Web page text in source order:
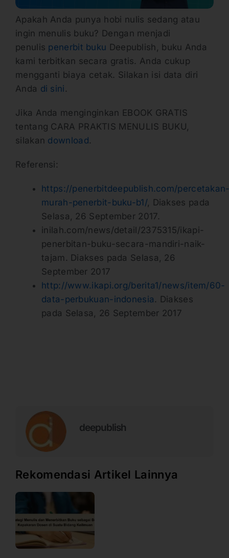
Apakah Anda punya hobi nulis sedang atau
ingin menulis buku? Dengan menjadi
penulis penerbit buku Deepublish, buku Anda
kami terbitkan secara gratis. Anda cukup
mengganti biaya cetak. Silakan isi data diri
Anda di sini .
Jika Anda menginginkan EBOOK GRATIS
tentang CARA PRAKTIS MENULIS BUKU,
silakan download.
Referensi:
https://penerbitdeepublish.com/
murah-penerbit-buku-b1/, Diakses pada
Selasa, 26 September 2017.
inilah.com/news/detail/2375315/ikapi-
penerbitan-buku-secara-mandiri-naik-
tajam. Diakses pada Selasa, 26
September 2017
http://www.ikapi.org/berita1/news/item/60-
data-perbukuan-indonesia . Diakses
pada Selasa, 26 September 2017
deepublish
Rekomendasi Artikel Lainnya